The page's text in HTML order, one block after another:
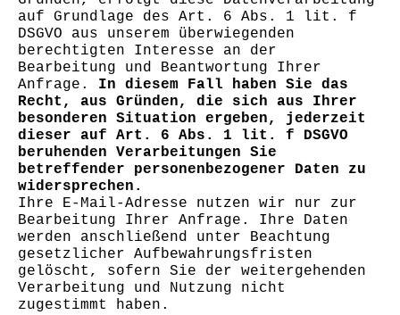
auf Grundlage des Art. 6 Abs. 1 lit. f
DSGVO aus unserem überwiegenden
berechtigten Interesse an der
Bearbeitung und Beantwortung Ihrer
Anfrage. In diesem Fall haben Sie das
Recht, aus Gründen, die sich aus Ihrer
besonderen Situation ergeben, jederzeit
dieser auf Art. 6 Abs. 1 lit. f DSGVO
beruhenden Verarbeitungen Sie
betreffender personenbezogener Daten zu
widersprechen.
Ihre E-Mail-Adresse nutzen wir nur zur
Bearbeitung Ihrer Anfrage. Ihre Daten
werden anschließend unter Beachtung
gesetzlicher Aufbewahrungsfristen
gelöscht, sofern Sie der weitergehenden
Verarbeitung und Nutzung nicht
zugestimmt haben.